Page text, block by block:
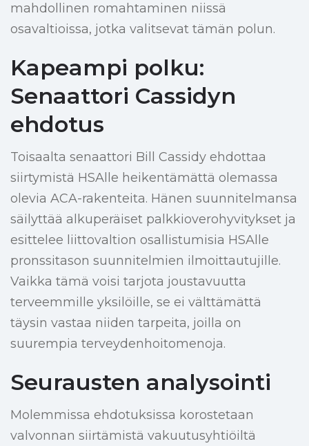
mahdollinen romahtaminen niissä
osavaltioissa, jotka valitsevat tämän polun.
Kapeampi polku:
Senaattori Cassidyn
ehdotus
Toisaalta senaattori Bill Cassidy ehdottaa
siirtymistä HSAlle heikentämättä olemassa
olevia ACA-rakenteita. Hänen suunnitelmansa
säilyttää alkuperäiset palkkioverohyvitykset ja
esittelee liittovaltion osallistumisia HSAlle
pronssitason suunnitelmien ilmoittautujille.
Vaikka tämä voisi tarjota joustavuutta
terveemmille yksilöille, se ei välttämättä
täysin vastaa niiden tarpeita, joilla on
suurempia terveydenhoitomenoja.
Seurausten analysointi
Molemmissa ehdotuksissa korostetaan
valvonnan siirtämistä vakuutusyhtiöiltä